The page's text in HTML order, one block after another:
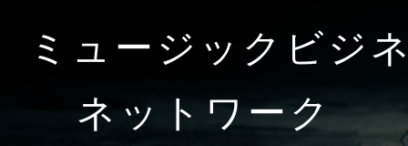
ミュージックビジ
ネットワーク